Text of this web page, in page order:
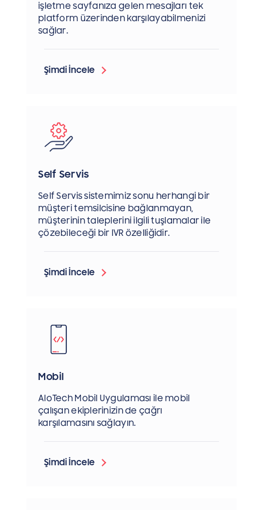
işletme sayfanıza gelen mesajları tek
platform üzerinden karşılayabilmenizi
sağlar.
Şimdi İncele
Self Servis
Self Servis sistemimiz sonu herhangi bir
müşteri temsilcisine bağlanmayan,
müşterinin taleplerini ilgili tuşlamalar ile
çözebileceği bir IVR özelliğidir.
Şimdi İncele
Mobil
AloTech Mobil Uygulaması ile mobil
çalışan ekiplerinizin de çağrı
karşılamasını sağlayın.
Şimdi İncele